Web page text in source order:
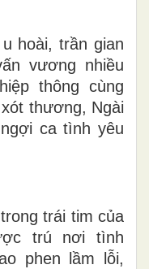
hoài, trần gian
vương nhiều
thông cùng
thương, Ngài
ca tình yêu
trái tim của
trú nơi tình
phen lầm lỗi,